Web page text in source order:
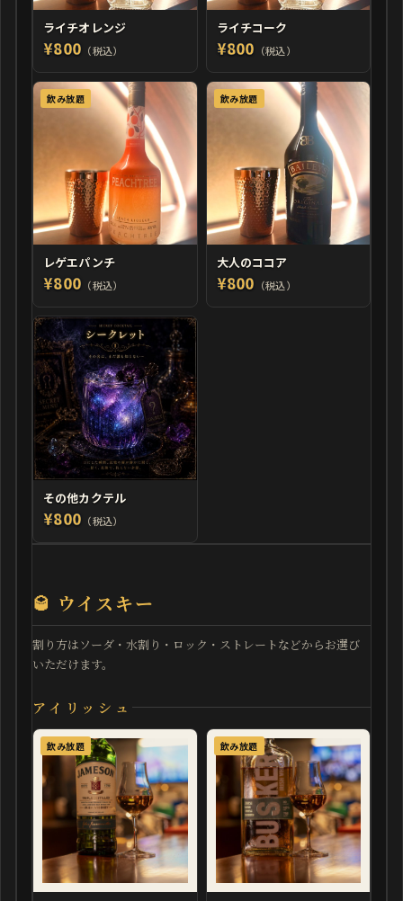
ライチオレンジ
¥800 （税込）
ライチコーク
¥800 （税込）
飲み放題
レゲエパンチ
¥800 （税込）
飲み放題
大人のココア
¥800 （税込）
その他カクテル
¥800 （税込）
🥃 ウイスキー
割り方はソーダ・水割り・ロック・ストレートなどからお選び
いただけます。
アイリッシュ
飲み放題 飲み放題